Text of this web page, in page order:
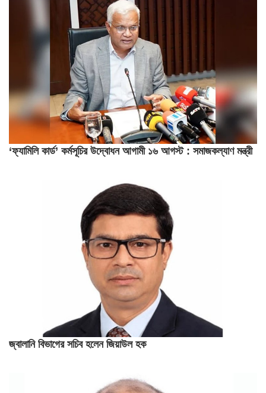
‘ফ্যামিলি কার্ড’ কর্মসূচির উদ্বোধন আগামী ১৬ আগস্ট : সমাজকল্যাণ মন্ত্রী
জ্বালানি বিভাগের সচিব হলেন জিয়াউল হক